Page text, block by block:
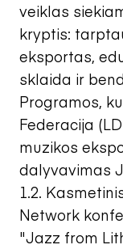
veiklas
kryptis:
eksportas,
sklaida ir
Programos,
Federacija
muzikos
dalyvavimas
1.2.
Network
"Jazz from